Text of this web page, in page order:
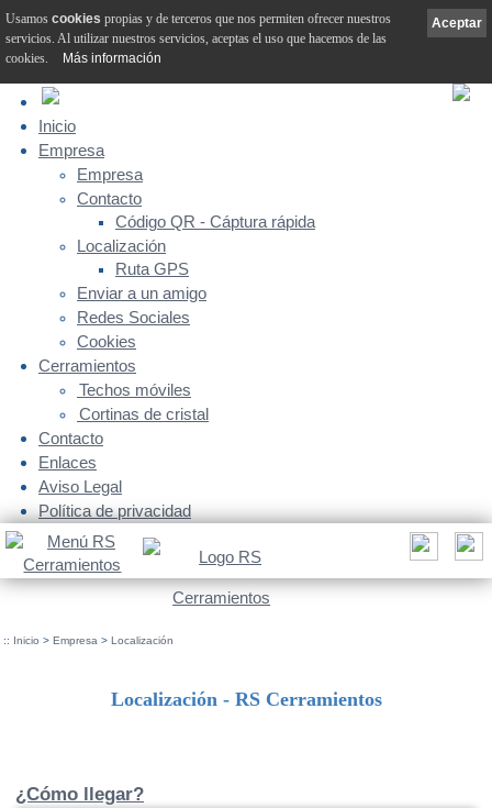
Inicio
Empresa
Empresa
Contacto
Código QR - Cáptura rápida
Localización
Ruta GPS
Enviar a un amigo
Redes Sociales
Cookies
Cerramientos
Techos móviles
Cortinas de cristal
Contacto
Enlaces
Aviso Legal
Política de privacidad
:: Inicio > Empresa > Localización
Localización - RS Cerramientos
¿Cómo llegar?
Aceptar
Usamos cookies propias y de terceros que nos permiten ofrecer nuestros
servicios. Al utilizar nuestros servicios, aceptas el uso que hacemos de las
cookies.
Más información